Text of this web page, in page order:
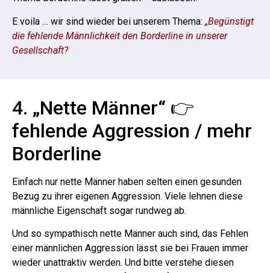
E voila … wir sind wieder bei unserem Thema: „Begünstigt
die fehlende Männlichkeit den Borderline in unserer
Gesellschaft?
4. „Nette Männer“ 👉
fehlende Aggression / mehr
Borderline
Einfach nur nette Männer haben selten einen gesunden
Bezug zu ihrer eigenen Aggression. Viele lehnen diese
männliche Eigenschaft sogar rundweg ab.
Und so sympathisch nette Männer auch sind, das Fehlen
einer männlichen Aggression lässt sie bei Frauen immer
wieder unattraktiv werden. Und bitte verstehe diesen